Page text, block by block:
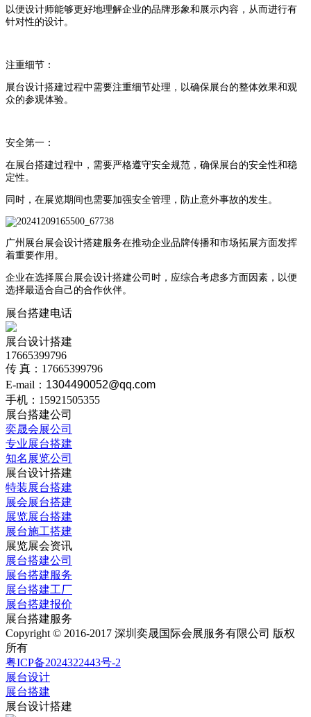
以便设计师能够更好地理解企业的品牌形象和展示内容，从而进行有
针对性的设计。
注重细节：
展台设计搭建过程中需要注重细节处理，以确保展台的整体效果和观
众的参观体验。
安全第一：
在展台搭建过程中，需要严格遵守安全规范，确保展台的安全性和稳
定性。
同时，在展览期间也需要加强安全管理，防止意外事故的发生。
广州展台展会设计搭建服务在推动企业品牌传播和市场拓展方面发挥
着重要作用。
企业在选择展台展会设计搭建公司时，应综合考虑多方面因素，以便
选择最适合自己的合作伙伴。
展台搭建电话
展台设计搭建
17665399796
传 真：17665399796
E-mail： 1304490052@qq.com
手机：15921505355
展台搭建公司
奕晟会展公司
专业展台搭建
知名展览公司
展台设计搭建
特装展台搭建
展会展台搭建
展览展台搭建
展台施工搭建
展览展会资讯
展台搭建公司
展台搭建服务
展台搭建工厂
展台搭建报价
展台搭建服务
Copyright © 2016-2017 深圳奕晟国际会展服务有限公司 版权
所有
粤ICP备2024322443号-2
展台设计
展台搭建
展台设计搭建